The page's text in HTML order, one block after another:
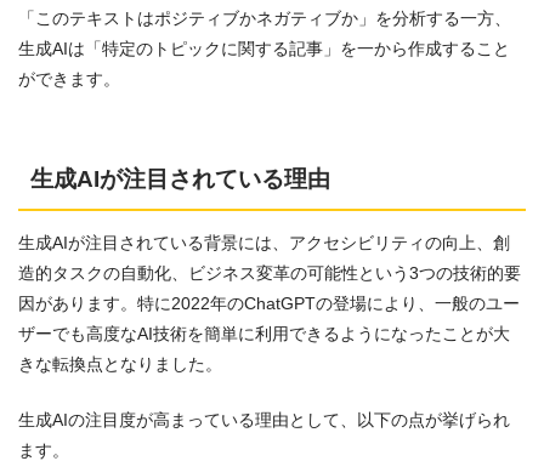
「このテキストはポジティブかネガティブか」を分析する一方、
生成AIは「特定のトピックに関する記事」を一から作成すること
ができます。
生成AIが注目されている理由
生成AIが注目されている背景には、アクセシビリティの向上、創
造的タスクの自動化、ビジネス変革の可能性という3つの技術的要
因があります。特に2022年のChatGPTの登場により、一般のユー
ザーでも高度なAI技術を簡単に利用できるようになったことが大
きな転換点となりました。
生成AIの注目度が高まっている理由として、以下の点が挙げられ
ます。